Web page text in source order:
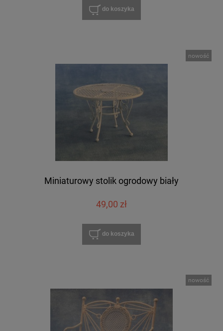
do koszyka
Miniaturowy stolik ogrodowy biały
49,00 zł
do koszyka
nowość
nowość